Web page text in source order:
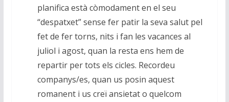
planifica està còmodament en el seu
“despatxet” sense fer patir la seva salut pel
fet de fer torns, nits i fan les vacances al
juliol i agost, quan la resta ens hem de
repartir per tots els cicles. Recordeu
companys/es, quan us posin aquest
romanent i us creï ansietat o quelcom